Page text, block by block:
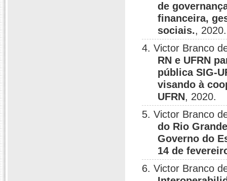
de
financeira,
sociais., 2020.
4. Victor Branco
RN e UFRN
pública SIG-
visando à
UFRN, 2020.
5. Victor Branco
do Rio
Governo do
14 de
6. Victor Branco